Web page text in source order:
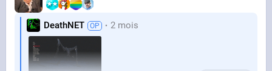
DeathNET 2 mois